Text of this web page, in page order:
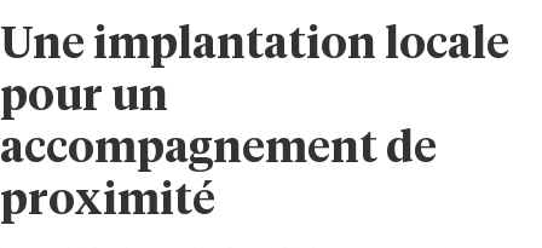
Une implantation locale
pour un
accompagnement de
proximité